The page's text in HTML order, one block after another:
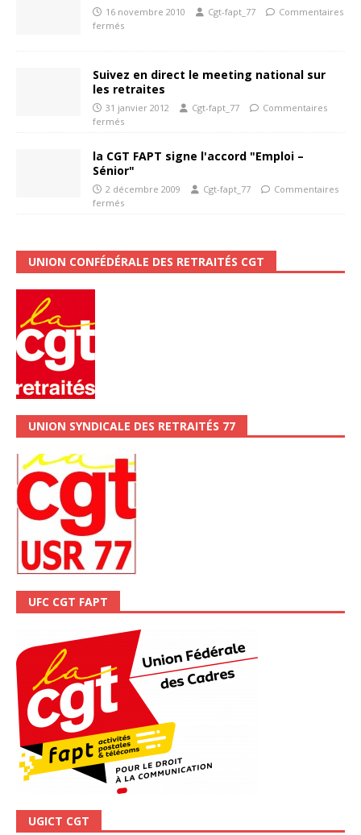
16 novembre 2010 Cgt-fapt_77
Commentaires
fermés
Suivez en direct le meeting national sur
les retraites
31 janvier 2012 Cgt-fapt_77
Commentaires
fermés
la CGT FAPT signe l'accord "Emploi –
Sénior"
2 décembre 2009 Cgt-fapt_77
Commentaires
fermés
UNION CONFÉDÉRALE DES RETRAITÉS CGT
UNION SYNDICALE DES RETRAITÉS 77
UFC CGT FAPT
UGICT CGT